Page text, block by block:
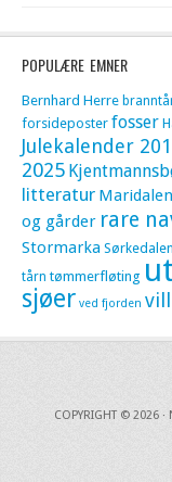
POPULÆRE EMNER
Bernhard Herre
forsideposter fosser
Julekalender
2025
litteratur Maridalen
og gårder rare
Stormarka Sørkedalen
tårn tømmerfløting
sjøer ved fjorden
COPYRIGHT © 2026 ·